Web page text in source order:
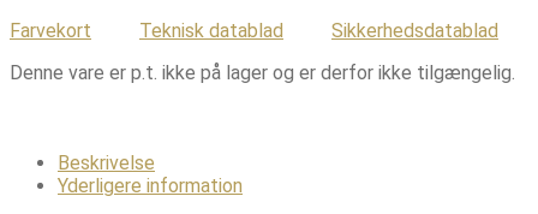
Farvekort
Teknisk datablad
Sikkerhedsdatablad
Denne vare er p.t. ikke på lager og er derfor ikke tilgængelig.
Beskrivelse
Yderligere information